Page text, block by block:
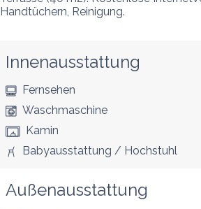
Handtüchern, Reinigung.
Innenausstattung
Fernsehen
Waschmaschine
Kamin
Babyausstattung / Hochstuhl
Außenausstattung